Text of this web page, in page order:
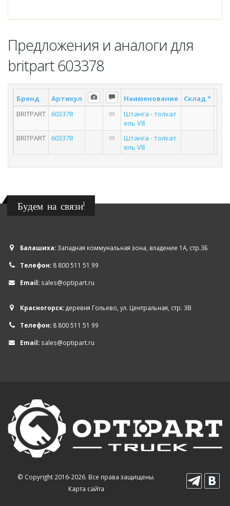
Предложения и аналоги для
britpart 603378
Бренд Артикул Наименование Склад *
BRITPART
603378
Штанга - толкат
ель V8
BRITPART
603378
Штанга - толкат
ель V8
Будем на связи!
Балашиха:Западная коммунальная зона, владение 1А, стр.3Б
Телефон: 8 800 511 51 99
Email: sales@optipart.ru
Красногорск:деревня Гольево, ул. Центральная, стр. 3В
Телефон: 8 800 511 51 99
Email: sales@optipart.ru
© Copyright 2016-2026. Все права защищены.
Карта сайта